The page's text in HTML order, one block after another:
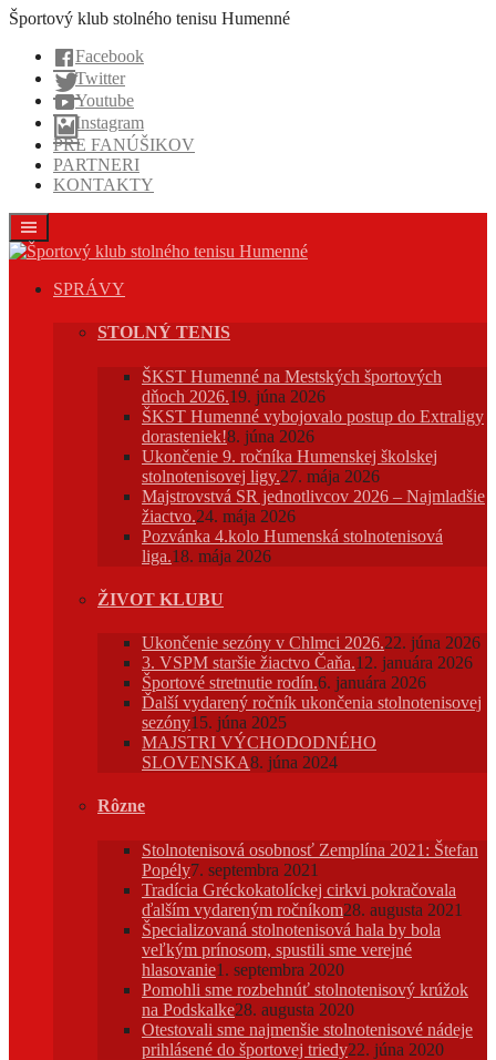
Prejsť
obsah
Športový klub stolného tenisu Humenné
Facebook
Twitter
Youtube
Instagram
PRE FANÚŠIKOV
PARTNERI
KONTAKTY
SPRÁVY
STOLNÝ TENIS
ŠKST Humenné na Mestských športových
dňoch 2026.19. júna 2026
ŠKST Humenné vybojovalo postup do Extraligy
dorasteniek!8. júna 2026
Ukončenie 9. ročníka Humenskej školskej
stolnotenisovej ligy.27. mája 2026
Majstrovstvá SR jednotlivcov 2026 – Najmladšie
žiactvo.24. mája 2026
Pozvánka 4.kolo Humenská stolnotenisová
liga.18. mája 2026
ŽIVOT KLUBU
Ukončenie sezóny v Chlmci 2026.22. júna 2026
3. VSPM staršie žiactvo Čaňa.12. januára 2026
Športové stretnutie rodín.6. januára 2026
Ďalší vydarený ročník ukončenia stolnotenisovej
sezóny15. júna 2025
MAJSTRI VÝCHODODNÉHO
SLOVENSKA8. júna 2024
Rôzne
Stolnotenisová osobnosť Zemplína 2021: Štefan
Popély7. septembra 2021
Tradícia Gréckokatolíckej cirkvi pokračovala
ďalším vydareným ročníkom28. augusta 2021
Špecializovaná stolnotenisová hala by bola
veľkým prínosom, spustili sme verejné
hlasovanie1. septembra 2020
Pomohli sme rozbehnúť stolnotenisový krúžok
na Podskalke28. augusta 2020
Otestovali sme najmenšie stolnotenisové nádeje
prihlásené do športovej triedy22. júna 2020